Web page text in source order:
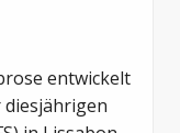
entwickelt